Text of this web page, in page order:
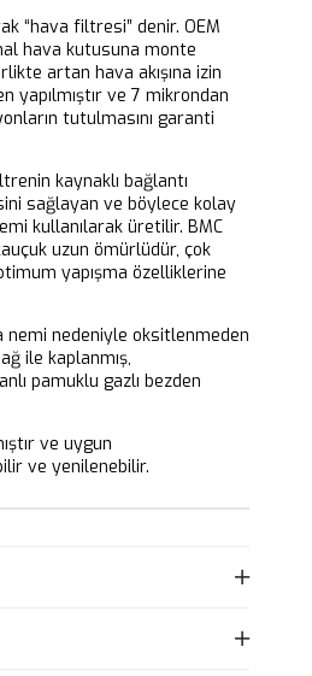
“hava filtresi” denir. OEM
hava kutusuna monte
artan hava akışına izin
yapılmıştır ve 7 mikrondan
tutulmasını garanti
kaynaklı bağlantı
sağlayan ve böylece kolay
kullanılarak üretilir. BMC
uzun ömürlüdür, çok
yapışma özelliklerine
nemi nedeniyle oksitlenmeden
ile kaplanmış,
pamuklu gazlı bezden
ve uygun
ve yenilenebilir.